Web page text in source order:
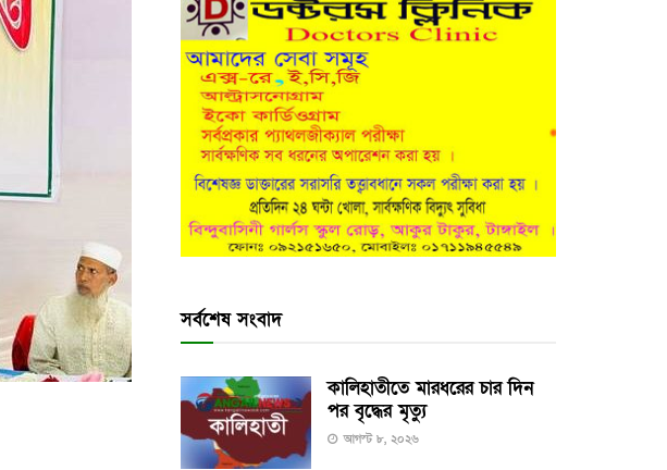
সর্বশেষ সংবাদ
কালিহাতীতে মারধরের চার দিন
পর বৃদ্ধের মৃত্যু
আগস্ট ৮, ২০২৬